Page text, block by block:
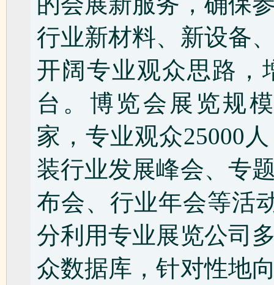
行业新材料、新设备
开阔专业观众思路，
台。博览会展览规
家，专业观众25000
装行业发展峰会、专
布会、行业年会等活
分利用专业展览公司
众数据库，针对性地